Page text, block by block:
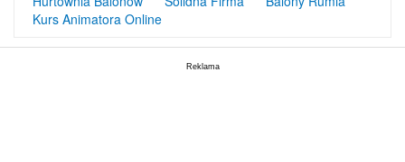
Kurs Animatora Online